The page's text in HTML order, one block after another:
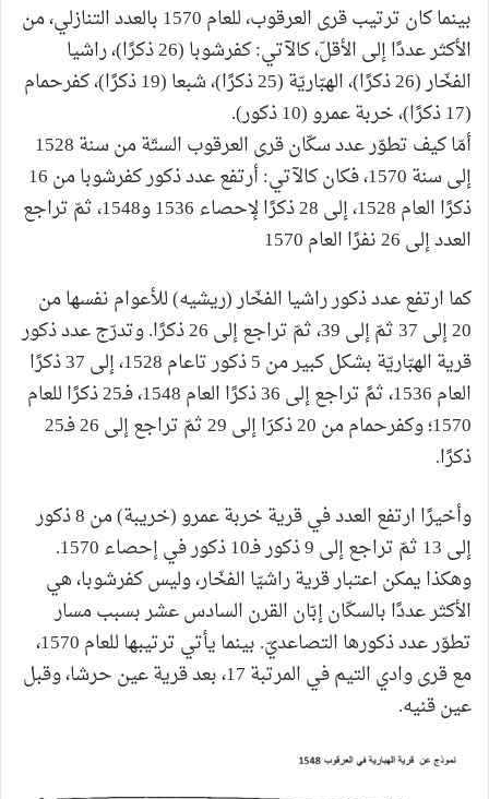
بينما كان ترتيب قرى العرقوب، للعام 1570 بالعدد التنازلي، من
الأكثر عددًا إلى الأقلّ، كالآتي: كفرشوبا (26 ذكرًا)، راشيا
الفخّار (26 ذكرًا)، الهبّاريّة (25 ذكرًا)، شبعا (19 ذكرًا)، كفرحمام
(17 ذكرًا)، خربة عمرو (10 ذكور).
أمّا كيف تطوّر عدد سكّان قرى العرقوب الستّة من سنة 1528
إلى سنة 1570، فكان كالآتي: أرتفع عدد ذكور كفرشوبا من 16
ذكرًا العام 1528، إلى 28 ذكرًا لإحصاء 1536 و1548، ثمّ تراجع
العدد إلى 26 نفرًا العام 1570
كما ارتفع عدد ذكور راشيا الفخّار (ريشيه) للأعوام نفسها من
20 إلى 37 ثمّ إلى 39، ثمّ تراجع إلى 26 ذكرًا. وتدرّج عدد ذكور
قرية الهبّاريّة بشكل كبير من 5 ذكور تاعام 1528، إلى 37 ذكرًا
العام 1536، ثمً تراجع إلى 36 ذكرًا العام 1548، فـ25 ذكرًا للعام
1570؛ وكفرحمام من 20 ذكرَا إلى 29 ثمّ تراجع إلى 26 فـ25
ذكرًا.
وأخيرًا ارتفع العدد في قرية خربة عمرو (خريبة) من 8 ذكور
إلى 13 ثمّ تراجع إلى 9 ذكور فـ10 ذكور في إحصاء 1570.
وهكذا يمكن اعتبار قرية راشيّا الفخّار، وليس كفرشوبا، هي
الأكثر عددًا بالسكّان إبّان القرن السادس عشر بسبب مسار
تطوّر عدد ذكورها التصاعديّ. بينما يأتي ترتيبها للعام 1570،
مع قرى وادي التيم في المرتبة 17، بعد قرية عين حرشا، وقبل
عين قنيه.